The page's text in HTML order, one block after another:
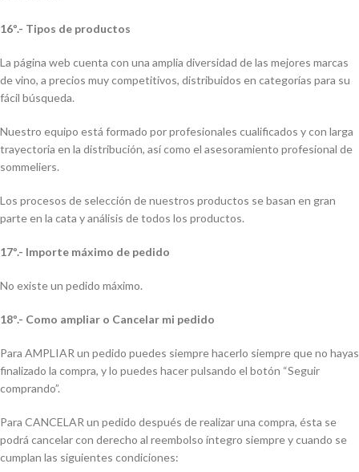
16º.- Tipos de productos
La página web cuenta con una amplia diversidad de las mejores marcas
de vino, a precios muy competitivos, distribuidos en categorías para su
fácil búsqueda.
Nuestro equipo está formado por profesionales cualificados y con larga
trayectoria en la distribución, así como el asesoramiento profesional de
sommeliers.
Los procesos de selección de nuestros productos se basan en gran
parte en la cata y análisis de todos los productos.
17º.- Importe máximo de pedido
No existe un pedido máximo.
18º.- Como ampliar o Cancelar mi pedido
Para AMPLIAR un pedido puedes siempre hacerlo siempre que no hayas
finalizado la compra, y lo puedes hacer pulsando el botón “Seguir
comprando”.
Para CANCELAR un pedido después de realizar una compra, ésta se
podrá cancelar con derecho al reembolso íntegro siempre y cuando se
cumplan las siguientes condiciones: